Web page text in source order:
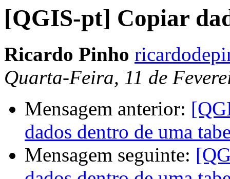
[QGIS-pt] Copiar
Ricardo Pinho
Quarta-Feira, 11 de
Mensagem anterior:
dados dentro de uma
Mensagem seguinte: